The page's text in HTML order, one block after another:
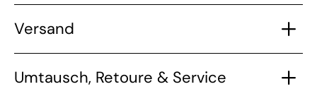
Versand
Umtausch, Retoure & Service